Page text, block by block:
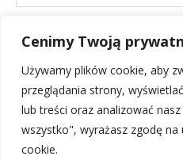
Cenimy Twoją
Używamy plików cookie, aby
przeglądania strony,
lub treści oraz analizować
wszystko", wyrażasz zgodę na
cookie.